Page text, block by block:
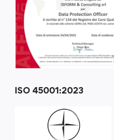
ISO 45001:2023